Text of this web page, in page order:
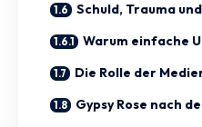
Schuld, Trauma
Warum einfache
Die Rolle der
Gypsy Rose nach